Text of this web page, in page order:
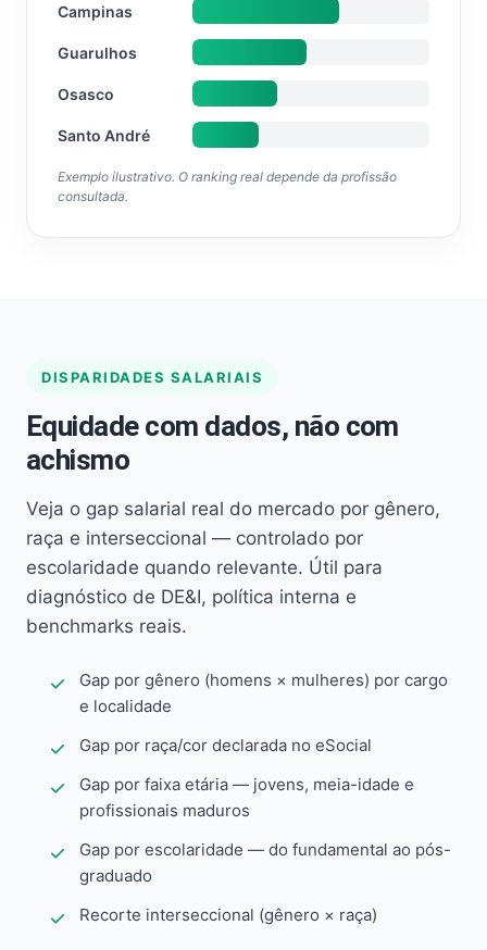
Campinas
Guarulhos
Osasco
Santo André
Exemplo ilustrativo. O ranking real depende da profissão
consultada.
DISPARIDADES SALARIAIS
Equidade com dados, não com
achismo
Veja o gap salarial real do mercado por gênero,
raça e interseccional — controlado por
escolaridade quando relevante. Útil para
diagnóstico de DE&I, política interna e
benchmarks reais.
Gap por gênero (homens × mulheres) por cargo
e localidade
Gap por raça/cor declarada no eSocial
Gap por faixa etária — jovens, meia-idade e
profissionais maduros
Gap por escolaridade — do fundamental ao pós-
graduado
Recorte interseccional (gênero × raça)